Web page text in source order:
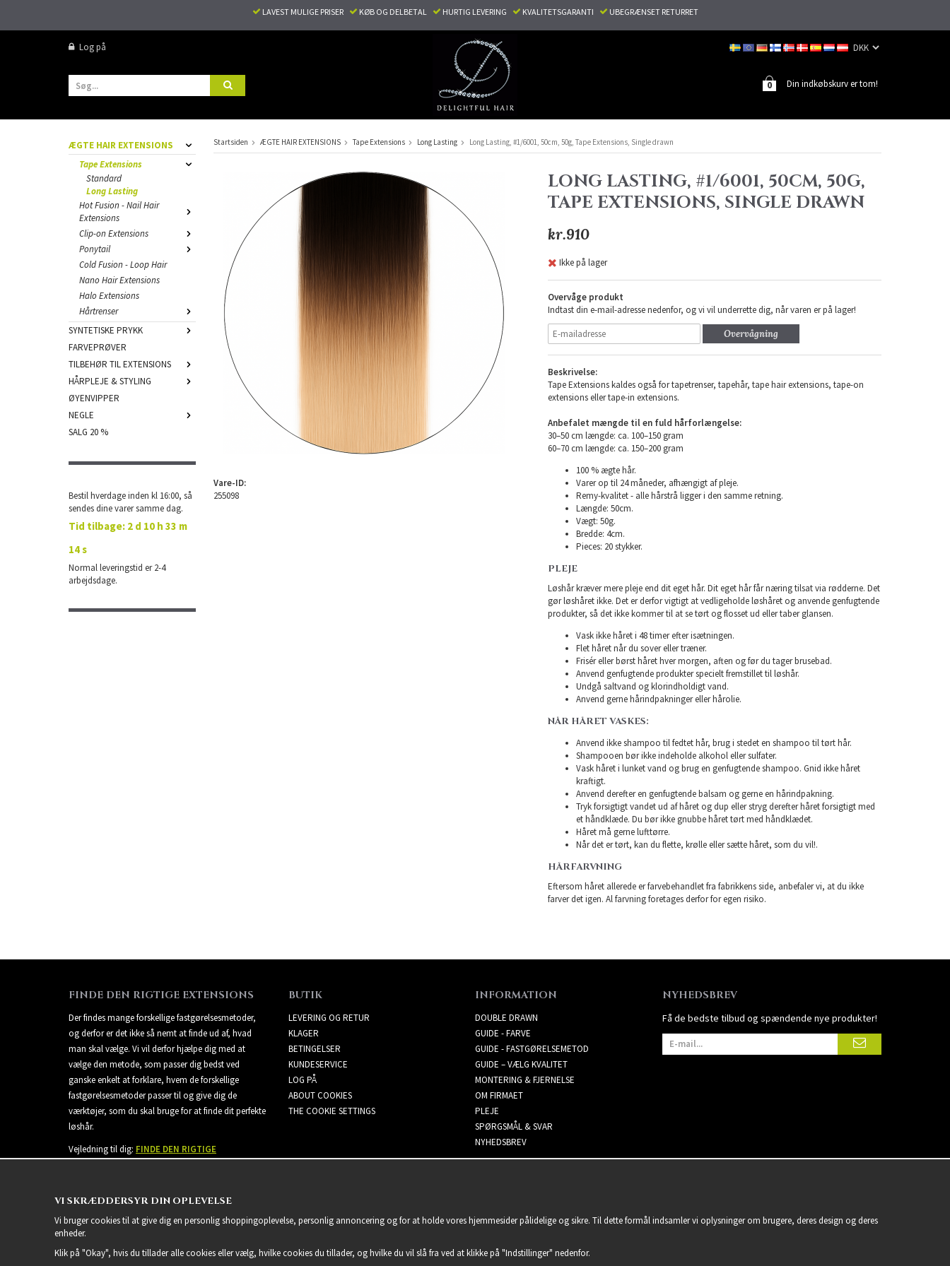
LAVEST MULIGE PRISER KØB OG DELBETAL HURTIG LEVERING KVALITETSGARANTI UBEGRÆNSET RETURRET
Log på
Din indkøbskurv er tom!
0
ÆGTE HAIR EXTENSIONS
Tape Extensions
Standard
Long Lasting
Hot Fusion - Nail Hair
Extensions
Clip-on Extensions
Ponytail
Cold Fusion - Loop Hair
Nano Hair Extensions
Halo Extensions
Hårtrenser
SYNTETISKE PRYKK
FARVEPRØVER
TILBEHØR TIL EXTENSIONS
HÅRPLEJE & STYLING
ØYENVIPPER
NEGLE
SALG 20 %
Bestil hverdage inden kl 16:00, så
sendes dine varer samme dag.
Tid tilbage: 2 d 10 h 33 m
13 s
Normal leveringstid er 2-4
arbejdsdage.
Startsiden ÆGTE HAIR EXTENSIONS Tape Extensions Long Lasting Long Lasting, #1/6001, 50cm, 50g, Tape Extensions, Single drawn
LONG LASTING, #1/6001, 50CM, 50G,
TAPE EXTENSIONS, SINGLE DRAWN
kr.910
Ikke på lager
Overvåge produkt
Indtast din e-mail-adresse nedenfor, og vi vil underrette dig, når varen er på lager!
Overvågning
Beskrivelse:
Tape Extensions kaldes også for tapetrenser, tapehår, tape hair extensions, tape-on
extensions eller tape-in extensions.
Anbefalet mængde til en fuld hårforlængelse:
30–50 cm længde: ca. 100–150 gram
60–70 cm længde: ca. 150–200 gram
100 % ægte hår.
Varer op til 24 måneder, afhængigt af pleje.
Remy-kvalitet - alle hårstrå ligger i den samme retning.
Længde: 50cm.
Vægt: 50g.
Bredde: 4cm.
Pieces: 20 stykker.
PLEJE
Løshår kræver mere pleje end dit eget hår. Dit eget hår får næring tilsat via rødderne. Det
gør løshåret ikke. Det er derfor vigtigt at vedligeholde løshåret og anvende genfugtende
produkter, så det ikke kommer til at se tørt og flosset ud eller taber glansen.
Vask ikke håret i 48 timer efter isætningen.
Flet håret når du sover eller træner.
Frisér eller børst håret hver morgen, aften og før du tager brusebad.
Anvend genfugtende produkter specielt fremstillet til løshår.
Undgå saltvand og klorindholdigt vand.
Anvend gerne hårindpakninger eller hårolie.
NÅR HÅRET VASKES:
Anvend ikke shampoo til fedtet hår, brug i stedet en shampoo til tørt hår.
Shampooen bør ikke indeholde alkohol eller sulfater.
Vask håret i lunket vand og brug en genfugtende shampoo. Gnid ikke håret
kraftigt.
Anvend derefter en genfugtende balsam og gerne en hårindpakning.
Tryk forsigtigt vandet ud af håret og dup eller stryg derefter håret forsigtigt med
et håndklæde. Du bør ikke gnubbe håret tørt med håndklædet.
Håret må gerne lufttørre.
Når det er tørt, kan du flette, krølle eller sætte håret, som du vil!.
HÅRFARVNING
Eftersom håret allerede er farvebehandlet fra fabrikkens side, anbefaler vi, at du ikke
farver det igen. Al farvning foretages derfor for egen risiko.
Vare-ID:
255098
FINDE DEN RIGTIGE EXTENSIONS
Der findes mange forskellige fastgørelsesmetoder,
og derfor er det ikke så nemt at finde ud af, hvad
man skal vælge. Vi vil derfor hjælpe dig med at
vælge den metode, som passer dig bedst ved
ganske enkelt at forklare, hvem de forskellige
fastgørelsesmetoder passer til og give dig de
værktøjer, som du skal bruge for at finde dit perfekte
løshår.
Vejledning til dig: FINDE DEN RIGTIGE
BUTIK
LEVERING OG RETUR
KLAGER
BETINGELSER
KUNDESERVICE
LOG PÅ
ABOUT COOKIES
THE COOKIE SETTINGS
INFORMATION
DOUBLE DRAWN
GUIDE - FARVE
GUIDE - FASTGØRELSEMETOD
GUIDE – VÆLG KVALITET
MONTERING & FJERNELSE
OM FIRMAET
PLEJE
SPØRGSMÅL & SVAR
NYHEDSBREV
NYHEDSBREV
Få de bedste tilbud og spændende nye produkter!
VI SKRÆDDERSYR DIN OPLEVELSE
Vi bruger cookies til at give dig en personlig shoppingoplevelse, personlig annoncering og for at holde vores hjemmesider pålidelige og sikre. Til dette formål indsamler vi oplysninger om brugere, deres design og deres
enheder.
Klik på "Okay", hvis du tillader alle cookies eller vælg, hvilke cookies du tillader, og hvilke du vil slå fra ved at klikke på "Indstillinger" nedenfor.